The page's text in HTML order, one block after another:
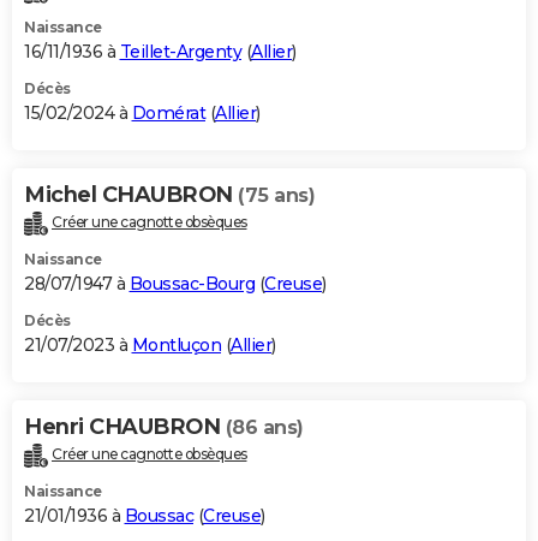
Dictionnaire
Biographies
Citations
Expressions
Proverbes
PROGRAMME TV
S'inscrire
Se connecter
Lycées
Collèges
Primaires
Universités
Entreprises
Service militaire
Avis de recherche
AVIS DE DÉCÈS
Bricolage
Lifestyle
Culture
Sport
Auto
Television
Voyage
Cinema
Naissance
16/11/1936 à Teillet-Argenty(Allier)
Décès
15/02/2024 à Domérat(Allier)
Michel CHAUBRON (75 ans)
Créer une cagnotte obsèques
Naissance
28/07/1947 à Boussac-Bourg (Creuse)
Décès
21/07/2023 à Montluçon (Allier)
Henri CHAUBRON (86 ans)
Créer une cagnotte obsèques
Naissance
21/01/1936 à Boussac(Creuse)